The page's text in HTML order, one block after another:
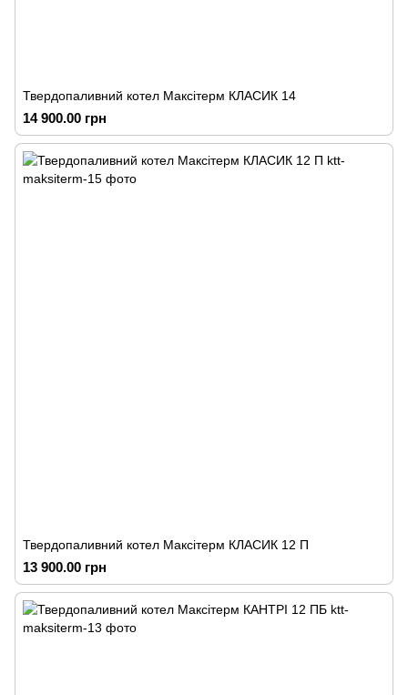
Твердопаливний котел Максітерм КЛАСИК 14
14 900.00 грн
Твердопаливний котел Максітерм КЛАСИК 12 П
13 900.00 грн